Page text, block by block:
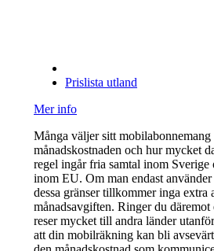
Prislista utland
Mer info
Många väljer sitt mobilabonnemang
månadskostnaden och hur mycket
regel ingår fria samtal inom Sverige
inom EU. Om man endast
dessa gränser tillkommer inga extra
månadsavgiften. Ringer du
reser mycket till andra länder
att din mobilräkning kan bli